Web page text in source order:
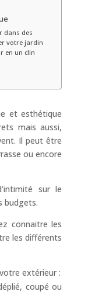
dans des
votre jardin
en un clin
et esthétique
mais aussi,
Il peut être
ou encore
sur le
budgets.
connaitre les
les différents
extérieur :
coupé ou